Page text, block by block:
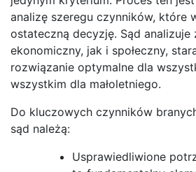
analizę szeregu czynników, które
ostateczną decyzję. Sąd analizuje
ekonomiczny, jak i społeczny,
rozwiązanie optymalne dla
wszystkim dla małoletniego.
Do kluczowych czynników
sąd należą:
Usprawiedliwione